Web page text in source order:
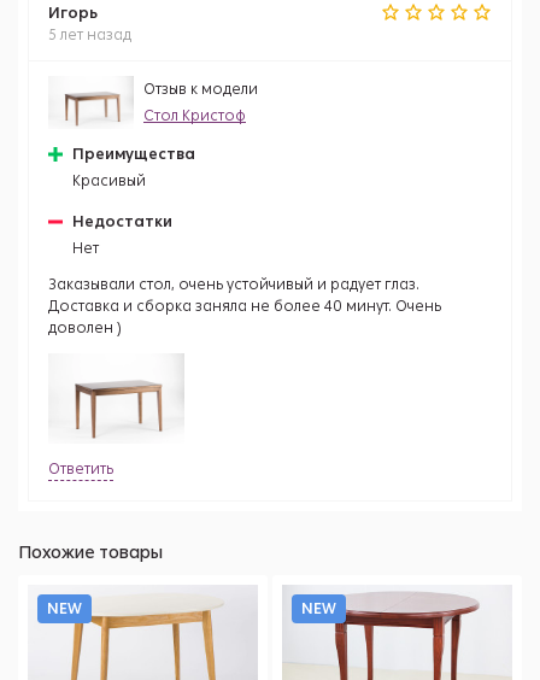
Игорь
5 лет назад
Отзыв к модели
Стол Кристоф
Преимущества
Красивый
Недостатки
Нет
Заказывали стол, очень устойчивый и радует глаз.
Доставка и сборка заняла не более 40 минут. Очень
доволен )
Ответить
Похожие товары
NEW NEW